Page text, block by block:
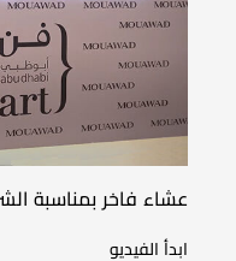
عشاء فاخر بمناسبة
ابدأ الفيديو